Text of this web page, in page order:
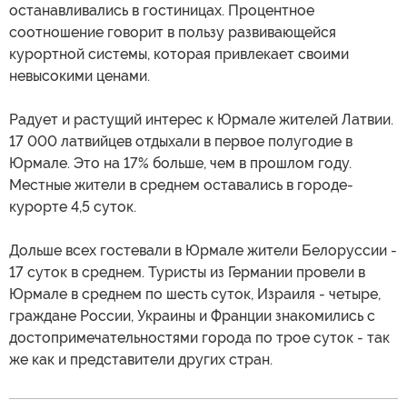
останавливались в гостиницах. Процентное
соотношение говорит в пользу развивающейся
курортной системы, которая привлекает своими
невысокими ценами.
Радует и растущий интерес к Юрмале жителей Латвии.
17 000 латвийцев отдыхали в первое полугодие в
Юрмале. Это на 17% больше, чем в прошлом году.
Местные жители в среднем оставались в городе-
курорте 4,5 суток.
Дольше всех гостевали в Юрмале жители Белоруссии -
17 суток в среднем. Туристы из Германии провели в
Юрмале в среднем по шесть суток, Израиля - четыре,
граждане России, Украины и Франции знакомились с
достопримечательностями города по трое суток - так
же как и представители других стран.